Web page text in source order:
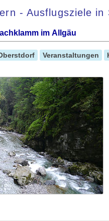
- Ausflugsziele in
im Allgäu
Veranstaltungen